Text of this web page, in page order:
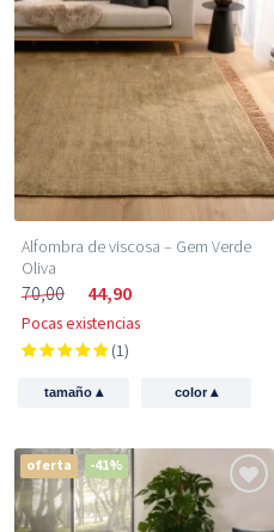
Alfombra de viscosa – Gem Verde
Oliva
70,00 44,90
Pocas existencias
(1)
tamaño ▴ color▴
oferta -41%